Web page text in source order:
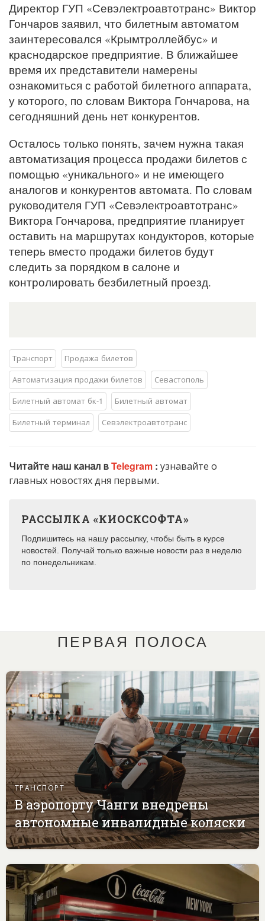
Директор ГУП «Севэлектроавтотранс» Виктор
Гончаров заявил, что билетным автоматом
заинтересовался «Крымтроллейбус» и
краснодарское предприятие. В ближайшее
время их представители намерены
ознакомиться с работой билетного аппарата,
у которого, по словам Виктора Гончарова, на
сегодняшний день нет конкурентов.
Осталось только понять, зачем нужна такая
автоматизация процесса продажи билетов с
помощью «уникального» и не имеющего
аналогов и конкурентов автомата. По словам
руководителя ГУП «Севэлектроавтотранс»
Виктора Гончарова, предприятие планирует
оставить на маршрутах кондукторов, которые
теперь вместо продажи билетов будут
следить за порядком в салоне и
контролировать безбилетный проезд.
Транспорт
Продажа билетов
Автоматизация продажи билетов
Севастополь
Билетный автомат бк-1
Билетный автомат
Билетный терминал
Севэлектроавтотранс
Читайте наш канал вTelegram : узнавайте о
главных новостях дня первыми.
РАССЫЛКА «КИОСКСОФТА»
Подпишитесь на нашу рассылку, чтобы быть в курсе
новостей. Получай только важные новости раз в неделю
по понедельникам.
ПЕРВАЯ ПОЛОСА
ТРАНСПОРТ
В аэропорту Чанги внедрены
автономные инвалидные коляски